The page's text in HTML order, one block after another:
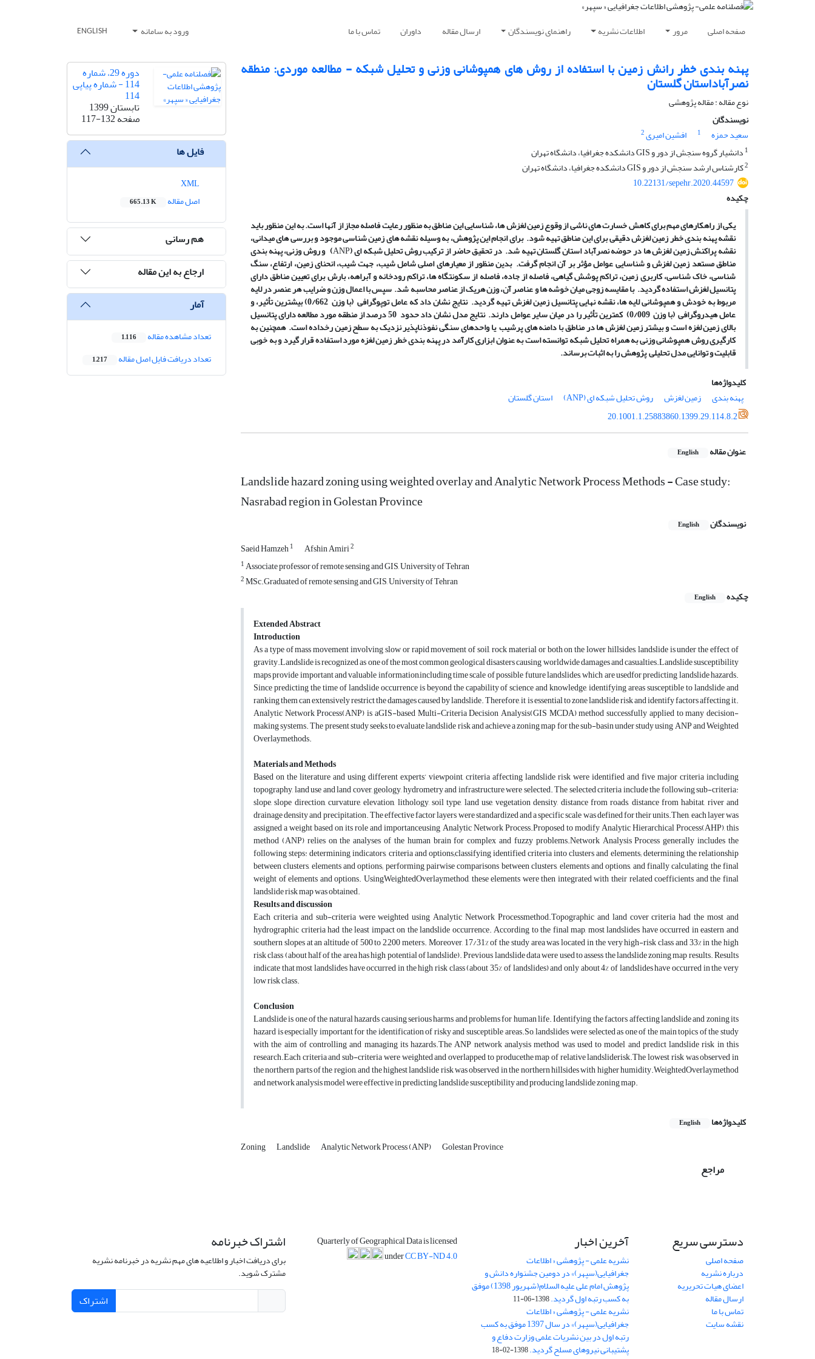
صفحه اصلی مرور اطلاعات نشریه راهنمای نویسندگان ارسال مقاله داوران تماس با ما ورود به سامانه ENGLISH
پهنه بندی خطر رانش زمین با استفاده از روش های همپوشانی وزنی و تحلیل شبکه - مطالعه موردی: منطقه
نصرآباداستان گلستان
نوع مقاله : مقاله پژوهشی
نویسندگان
سعید حمزه
1 افشین امیری2
1 دانشیار گروه سنجش از دور و GIS دانشکده جغرافیا، دانشگاه تهران
2کارشناس ارشد سنجش از دور و GIS دانشکده جغرافیا، دانشگاه تهران
10.22131/sepehr.2020.44597
چکیده
یکی از راهکارهای مهم برای کاهش خسارتهای ناشی از وقوع زمینلغزشها، شناسایی این مناطق به منظور رعایت فاصله مجاز از آنها است. بهاین منظور باید
نقشه پهنهبندی خطر زمینلغزش دقیقی برای این مناطق تهیه شود. برای انجام این پژوهش، بهوسیله نقشههای زمینشناسی موجود و بررسیهای میدانی،
نقشه پراکنش زمینلغزشها در حوضه نصرآباد استان گلستان تهیه شد. در تحقیق حاضر از ترکیب روش تحلیل شبکهای(
ANP
) و روش وزنی، پهنهبندی
مناطق مستعد زمینلغزش و شناسایی عوامل مؤثر بر آن انجام گرفت. بدین منظور از معیارهای اصلی شامل شیب، جهت شیب، انحنای زمین، ارتفاع، سنگ
شناسی، خاکشناسی، کاربری زمین، تراکم پوشش گیاهی، فاصله از جاده، فاصله از سکونتگاهها، تراکم رودخانه و آبراهه، بارش برای تعیین مناطق دارای
پتانسیل لغزش استفاده گردید. با مقایسه زوجی میان خوشهها و عناصر آن، وزن هریک از عناصر محاسبه شد. سپس با اعمال وزن و ضرایب هر عنصر در لایه
مربوط به خودش و همپوشانی لایه ها، نقشه نهایی پتانسیل زمین لغزش تهیه گردید. نتایج نشان داد که عامل توپوگرافی (با وزن 0/662) بیشترین تأثیر، و
عامل هیدروگرافی (با وزن 0/009) کمترین تأثیر را در میان سایر عوامل دارند. نتایج مدل نشان داد حدود 50 درصد از منطقه مورد مطالعه دارای پتانسیل
بالایزمینلغزه است و بیشتر زمینلغزشها در مناطق با دامنههای پرشیب یا واحدهای سنگی نفوذناپذیر نزدیک به سطح زمین رخداده است. همچنین به
کارگیری روش همپوشانی وزنی به همراه تحلیل شبکه توانسته است به عنوان ابزاری کارآمد در پهنهبندیخطر زمینلغزه مورد استفاده قرار گیرد و به خوبی
قابلیت و توانایی مدل تحلیلی پژوهش را به اثبات برساند.
کلیدواژه‌ها
پهنه بندی
زمین لغزش روش تحلیل شبکه ای (ANP)
استان گلستان
20.1001.1.25883860.1399.29.114.8.2
عنوان مقاله English
Landslide hazard zoning using weighted overlay and Analytic Network Process Methods - Case study:
Nasrabad region in Golestan Province
نویسندگان English
Saeid Hamzeh1 Afshin Amiri2
1Associate professor of remote sensing and GIS, University of Tehran
2MSc.Graduated of remote sensing and GIS, University of Tehran
چکیده
English
Extended Abstract
Introduction
As a type of mass movement involving slow or rapid movement of soil, rock material or both on the lower hillsides, landslide is under the effect of
gravity.Landslide is recognized as one of the most common geological disasters causing worldwide damages and casualties.Landslide susceptibility
maps provide important and valuable information,including time scale of possible future landslides, which are usedfor predicting landslide hazards.
Since predicting the time of landslide occurrence is beyond the capability of science and knowledge, identifying areas susceptible to landslide and
ranking them can extensively restrict the damages caused by landslide. Therefore, it is essential to zone landslide risk and identify factors affecting it.
Analytic Network Process(ANP) is aGIS-based Multi-Criteria Decision Analysis(GIS MCDA) method successfully applied to many decision-
making systems. The present study seeks to evaluate landslide risk and achieve a zoning map for the sub-basin under study using ANP and Weighted
Overlaymethods.
Materials and Methods
Based on the literature and using different experts’ viewpoint, criteria affecting landslide risk were identified and five major criteria including
topography, land use and land cover, geology, hydrometry and infrastructure were selected. The selected criteria include the following sub-criteria:
slope, slope direction, curvature, elevation, lithology, soil type, land use, vegetation density, distance from roads, distance from habitat, river and
drainage density and precipitation. The effective factor layers were standardized and a specific scale was defined for their units.Then, each layer was
assigned a weight based on its role and importanceusing Analytic Network Process.Proposed to modify Analytic Hierarchical Process(AHP), this
method (ANP) relies on the analyses of the human brain for complex and fuzzy problems.Network Analysis Process generally includes the
following steps: determining indicators, criteria and options;classifying identified criteria into clusters and elements; determining the relationship
between clusters, elements and options; performing pairwise comparisons between clusters, elements and options, and finally calculating the final
weight of elements and options. UsingWeightedOverlaymethod, these elements were then integrated with their related coefficients and the final
landslide risk map was obtained.
Results and discussion
Each criteria and sub-criteria were weighted using Analytic Network Processmethod.Topographic and land cover criteria had the most and
hydrographic criteria had the least impact on the landslide occurrence. According to the final map, most landslides have occurred in eastern and
southern slopes at an altitude of 500 to 2,200 meters. Moreover, 17/31% of the study area was located in the very high-risk class and 33% in the high
risk class (about half of the area has high potential of landslide). Previous landslide data were used to assess the landslide zoning map results. Results
indicate that most landslides have occurred in the high risk class (about 35% of landslides) and only about 4% of landslides have occurred in the very
low risk class.
Conclusion
Landslide is one of the natural hazards causing serious harms and problems for human life. Identifying the factors affecting landslide and zoning its
hazard is especially important for the identification of risky and susceptible areas.So, landslides were selected as one of the main topics of the study
with the aim of controlling and managing its hazards.The ANP network analysis method was used to model and predict landslide risk in this
research.Each criteria and sub-criteria were weighted and overlapped to producethe map of relative landsliderisk.The lowest risk was observed in
the northern parts of the region, and the highest landslide risk was observed in the northern hillsides with higher humidity.WeightedOverlaymethod
and network analysis model were effective in predicting landslide susceptibility and producing landslide zoning map.
کلیدواژه‌ها English
Zoning Landslide Analytic Network Process (ANP) Golestan Province
مراجع
دوره 29، شماره
114 - شماره پیاپی
114
تابستان 1399
صفحه117-132
فایل ها
اصل مقاله
665.13 K
هم رسانی
ارجاع به این مقاله
آمار
تعداد مشاهده مقاله 1,116
تعداد دریافت فایل اصل مقاله 1,217
دسترسی سریع
صفحه اصلی
درباره نشریه
اعضای هیات تحریریه
ارسال مقاله
تماس با ما
نقشه سایت
آخرین اخبار
نشریه علمی - پژوهشی « اطلاعات
جغرافیایی(سپهر)» در دومین جشنواره دانش و
پژوهش امام علی علیه السلام(شهریور 1398) موفق
به کسب رتبه اول گردید.1398-06-11
نشریه علمی - پژوهشی « اطلاعات
جغرافیایی(سپهر)» در سال 1397 موفق به کسب
رتبه اول در بین نشریات علمی وزارت دفاع و
پشتیبانی نیروهای مسلح گردید.1398-02-18
Quarterly of Geographical Data is licensed
underCC BY-ND 4.0
اشتراک خبرنامه
برای دریافت اخبار و اطلاعیه های مهم نشریه در خبرنامه نشریه
مشترک شوید.
اشتراک